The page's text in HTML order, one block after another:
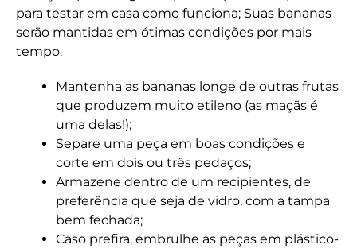
para testar em casa como funciona; Suas bananas
serão mantidas em ótimas condições por mais
tempo.
Mantenha as bananas longe de outras frutas
que produzem muito etileno (as maçãs é
uma delas!);
Separe uma peça em boas condições e
corte em dois ou três pedaços;
Armazene dentro de um recipientes, de
preferência que seja de vidro, com a tampa
bem fechada;
Caso prefira, embrulhe as peças em plástico-